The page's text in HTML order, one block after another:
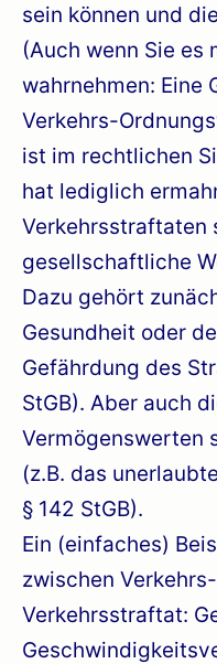
sein können und
(Auch wenn Sie es
wahrnehmen: Eine
Verkehrs-
ist im rechtlichen
hat lediglich
Verkehrsstraftaten
gesellschaftliche
Dazu gehört
Gesundheit oder
Gefährdung des
StGB). Aber auch
Vermögenswerten
(z.B. das
§ 142 StGB).
Ein (einfaches)
zwischen
Verkehrsstraftat: